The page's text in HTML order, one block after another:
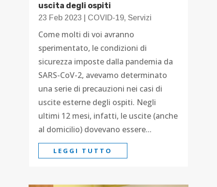
uscita degli ospiti
23 Feb 2023 COVID-19, Servizi
Come molti di voi avranno
sperimentato, le condizioni di
sicurezza imposte dalla pandemia da
SARS-CoV-2, avevamo determinato
una serie di precauzioni nei casi di
uscite esterne degli ospiti. Negli
ultimi 12 mesi, infatti, le uscite (anche
al domicilio) dovevano essere...
LEGGI TUTTO